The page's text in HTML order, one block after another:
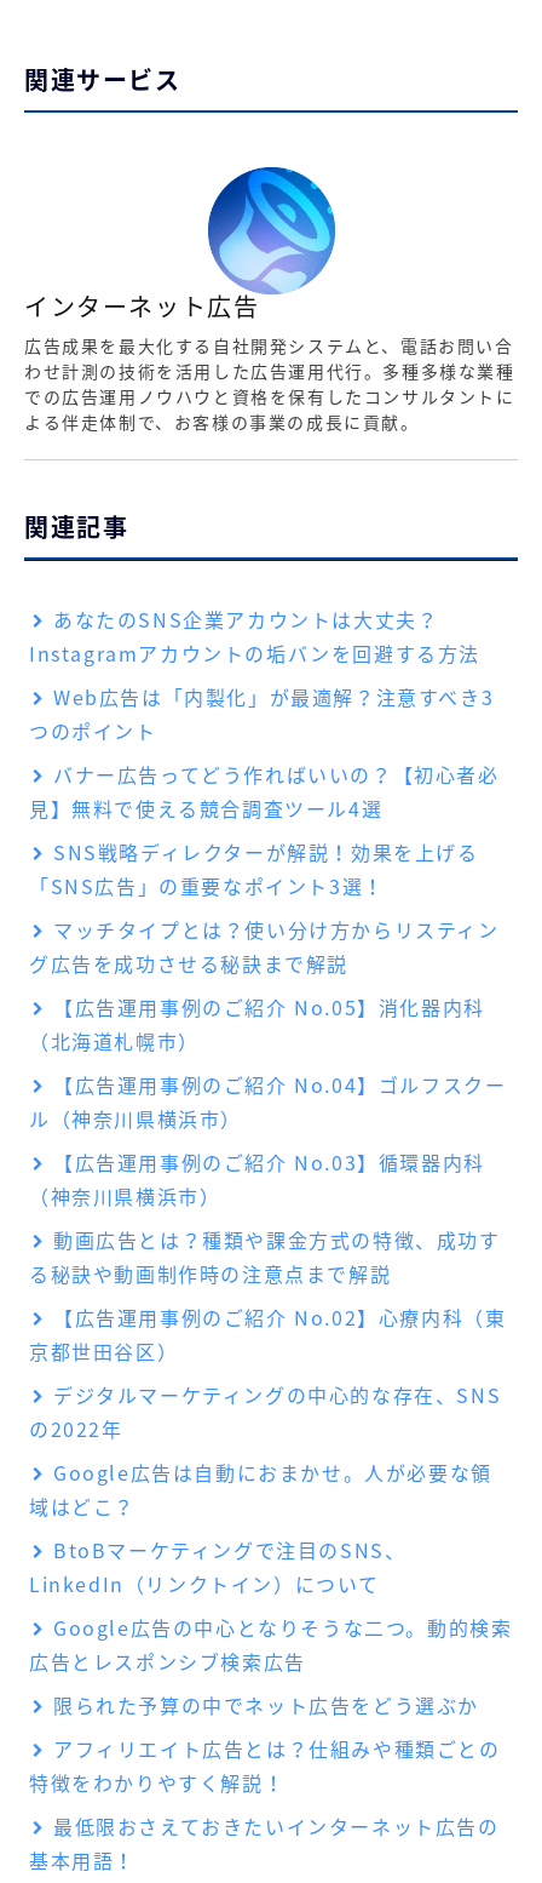
関連記事
あなたのSNS企業アカウントは大丈夫？
Instagramアカウントの垢バンを回避する方法
Web広告は「内製化」が最適解？注意すべき3
つのポイント
バナー広告ってどう作ればいいの？【初心者必
見】無料で使える競合調査ツール4選
SNS戦略ディレクターが解説！効果を上げる
「SNS広告」の重要なポイント3選！
マッチタイプとは？使い分け方からリスティン
グ広告を成功させる秘訣まで解説
【広告運用事例のご紹介 No.05】消化器内科
（北海道札幌市）
【広告運用事例のご紹介 No.04】ゴルフスクー
ル（神奈川県横浜市）
【広告運用事例のご紹介 No.03】循環器内科
（神奈川県横浜市）
動画広告とは？種類や課金方式の特徴、成功す
る秘訣や動画制作時の注意点まで解説
【広告運用事例のご紹介 No.02】心療内科（東
京都世田谷区）
デジタルマーケティングの中心的な存在、SNS
の2022年
Google広告は自動におまかせ。人が必要な領
域はどこ？
BtoBマーケティングで注目のSNS、
LinkedIn（リンクトイン）について
Google広告の中心となりそうな二つ。動的検索
広告とレスポンシブ検索広告
限られた予算の中でネット広告をどう選ぶか
アフィリエイト広告とは？仕組みや種類ごとの
特徴をわかりやすく解説！
最低限おさえておきたいインターネット広告の
基本用語！
関連サービス
インターネット広告
広告成果を最大化する自社開発システムと、電話お問い合
わせ計測の技術を活用した広告運用代行。多種多様な業種
での広告運用ノウハウと資格を保有したコンサルタントに
よる伴走体制で、お客様の事業の成長に貢献。